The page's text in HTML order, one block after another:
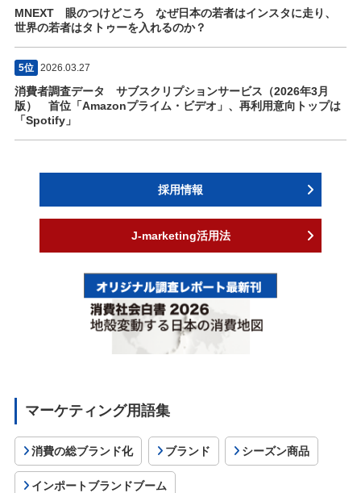
MNEXT 眼のつけどころ なぜ日本の若者はインスタに走り、
世界の若者はタトゥーを入れるのか？
5位 2026.03.27
消費者調査データ サブスクリプションサービス（2026年3月
版） 首位「Amazonプライム・ビデオ」、再利用意向トップは
「Spotify」
採用情報
J-marketing活用法
マーケティング用語集
消費の総ブランド化 ブランド シーズン商品
インポートブランドブーム